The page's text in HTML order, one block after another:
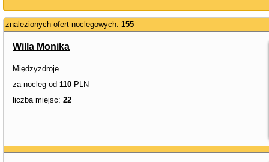
znalezionych ofert noclegowych: 155
Willa Monika
Międzyzdroje
za nocleg od 110 PLN
liczba miejsc: 22